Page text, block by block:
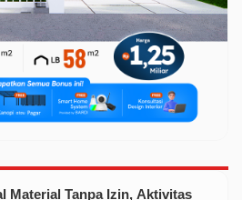
Material Tanpa Izin, Aktivitas